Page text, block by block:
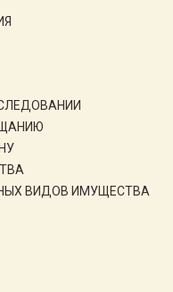
ВИДОВ ИМУЩЕСТВА